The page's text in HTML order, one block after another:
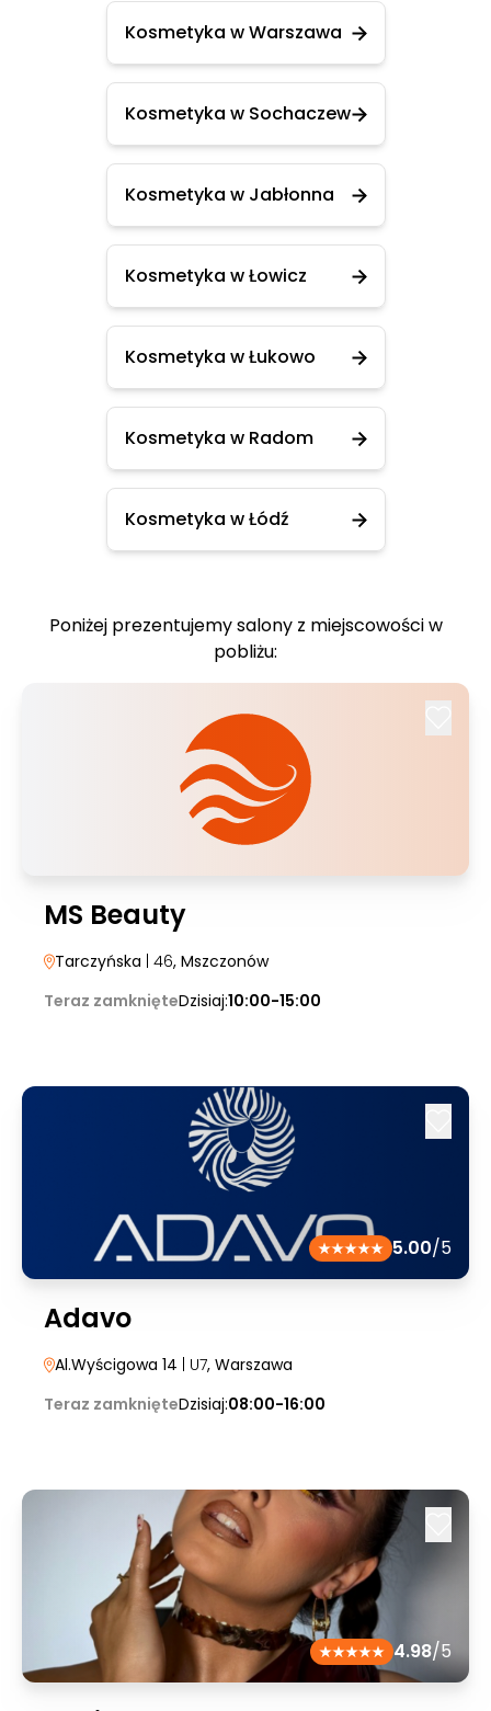
Kosmetyka w Warszawa
Kosmetyka w Sochaczew
Kosmetyka w Jabłonna
Kosmetyka w Łowicz
Kosmetyka w Łukowo
Kosmetyka w Radom
Kosmetyka w Łódź
Poniżej prezentujemy salony z miejscowości w
pobliżu:
MS Beauty
Tarczyńska | 46, Mszczonów
Teraz zamknięteDzisiaj:10:00-15:00
5.00/5
Adavo
Al.Wyścigowa 14 | U7, Warszawa
Teraz zamknięteDzisiaj:08:00-16:00
4.98/5